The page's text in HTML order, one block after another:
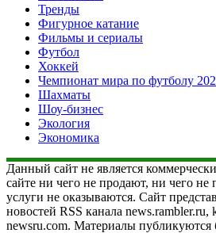
Тренды
Фигурное катание
Фильмы и сериалы
Футбол
Хоккей
Чемпионат мира по футболу
Шахматы
Шоу-бизнес
Экология
Экономика
Данный сайт не является
сайте ни чего не продают, ни чего не
услуги не оказываются. Сайт
новостей RSS канала news.rambler.ru,
newsru.com. Материалы публикуются